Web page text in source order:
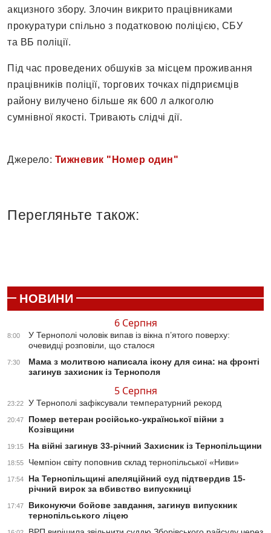
акцизного збору. Злочин викрито працівниками
прокуратури спільно з податковою поліцією, СБУ
та ВБ поліції.
Під час проведених обшуків за місцем проживання
працівників поліції, торгових точках підприємців
району вилучено більше як 600 л алкоголю
сумнівної якості. Тривають слідчі дії.
Джерело: Тижневик "Номер один"
Перегляньте також:
НОВИНИ
6 Серпня
8:00
У Тернополі чоловік випав із вікна п’ятого поверху:
очевидці розповіли, що сталося
7:30
Мама з молитвою написала ікону для сина: на фронті
загинув захисник із Тернополя
5 Серпня
23:22 У Тернополі зафіксували температурний рекорд
20:47
Помер ветеран російсько-української війни з
Козівщини
19:15 На війні загинув 33-річний Захисник із Тернопільщини
18:55 Чемпіон світу поповнив склад тернопільської «Ниви»
17:54
На Тернопільщині апеляційний суд підтвердив 15-
річний вирок за вбивство випускниці
17:47
Виконуючи бойове завдання, загинув випускник
тернопільського ліцею